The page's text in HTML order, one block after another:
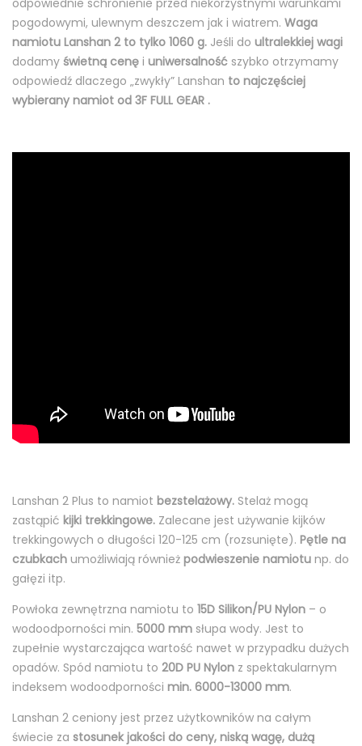
pogodowymi, ulewnym deszczem jak i wiatrem. Waga
namiotu Lanshan 2 to tylko 1060 g. Jeśli do ultralekkiej wagi
dodamy świetną cenę i uniwersalność szybko otrzymamy
odpowiedź dlaczego „zwykły” Lanshan to najczęściej
wybierany namiot od 3F FULL GEAR .
Lanshan 2 Plus to namiot bezstelażowy. Stelaż mogą
zastąpić kijki trekkingowe. Zalecane jest używanie kijków
trekkingowych o długości 120-125 cm (rozsunięte). Pętle na
czubkach umożliwiają również podwieszenie namiotu np. do
gałęzi itp.
Powłoka zewnętrzna namiotu to 15D Silikon/PU Nylon – o
wodoodporności min. 5000 mm słupa wody. Jest to
zupełnie wystarczająca wartość nawet w przypadku dużych
opadów. Spód namiotu to 20D PU Nylon z spektakularnym
indeksem wodoodporności min. 6000-13000 mm​.
Lanshan 2 ceniony jest przez użytkowników na całym
świecie za stosunek jakości do ceny, niską wagę, dużą